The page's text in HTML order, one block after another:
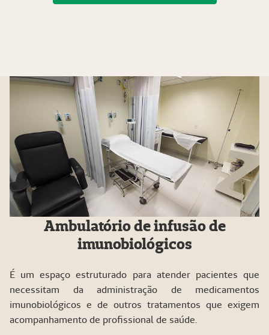
Ambulatório de infusão de
imunobiológicos
É um espaço estruturado para atender pacientes que
necessitam da administração de medicamentos
imunobiológicos e de outros tratamentos que exigem
acompanhamento de profissional de saúde.